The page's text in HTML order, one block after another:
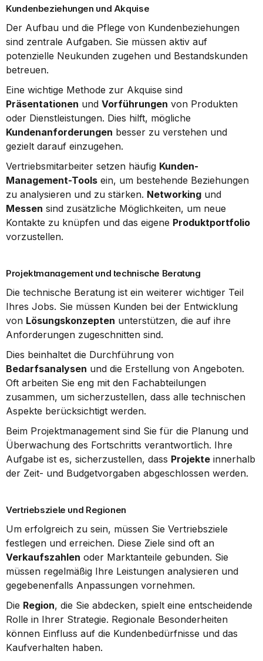
Kundenbeziehungen und Akquise
Der Aufbau und die Pflege von Kundenbeziehungen
sind zentrale Aufgaben. Sie müssen aktiv auf
potenzielle Neukunden zugehen und Bestandskunden
betreuen.
Präsentationen und Vorführungen von Produkten
Kundenanforderungen besser zu verstehen und
gezielt darauf einzugehen.
Vertriebsmitarbeiter setzen häufig Kunden-
Management-Tools ein, um bestehende Beziehungen
zu analysieren und zu stärken. Networking
Messen sind zusätzliche Möglichkeiten, um neue
Kontakte zu knüpfen und das eigene Produktportfolio
vorzustellen.
Projektmanagement und technische Beratung
Die technische Beratung ist ein weiterer wichtiger Teil
Ihres Jobs. Sie müssen Kunden bei der Entwicklung
von Lösungskonzepten unterstützen, die auf ihre
Anforderungen zugeschnitten sind.
Bedarfsanalysen und die Erstellung von Angeboten.
Oft arbeiten Sie eng mit den Fachabteilungen
zusammen, um sicherzustellen, dass alle technischen
Aspekte berücksichtigt werden.
Beim Projektmanagement sind Sie für die Planung und
Überwachung des Fortschritts verantwortlich. Ihre
Aufgabe ist es, sicherzustellen, dass Projekte innerhalb
der Zeit- und Budgetvorgaben abgeschlossen werden.
Vertriebsziele und Regionen
Um erfolgreich zu sein, müssen Sie Vertriebsziele
Verkaufszahlen oder Marktanteile gebunden. Sie
müssen regelmäßig Ihre Leistungen analysieren und
gegebenenfalls Anpassungen vornehmen.
Die Region, die Sie abdecken, spielt eine entscheidende
Rolle in Ihrer Strategie. Regionale Besonderheiten
können Einfluss auf die Kundenbedürfnisse und das
Kaufverhalten haben.